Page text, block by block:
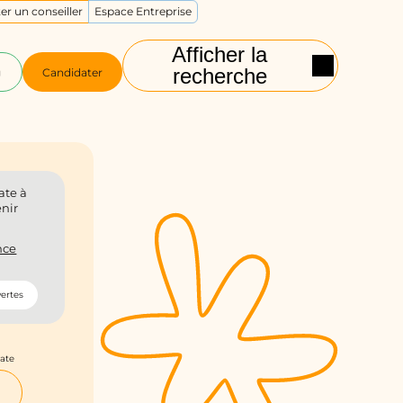
Afficher la
recherche
Candidater
un conseiller Espace Entreprise
à